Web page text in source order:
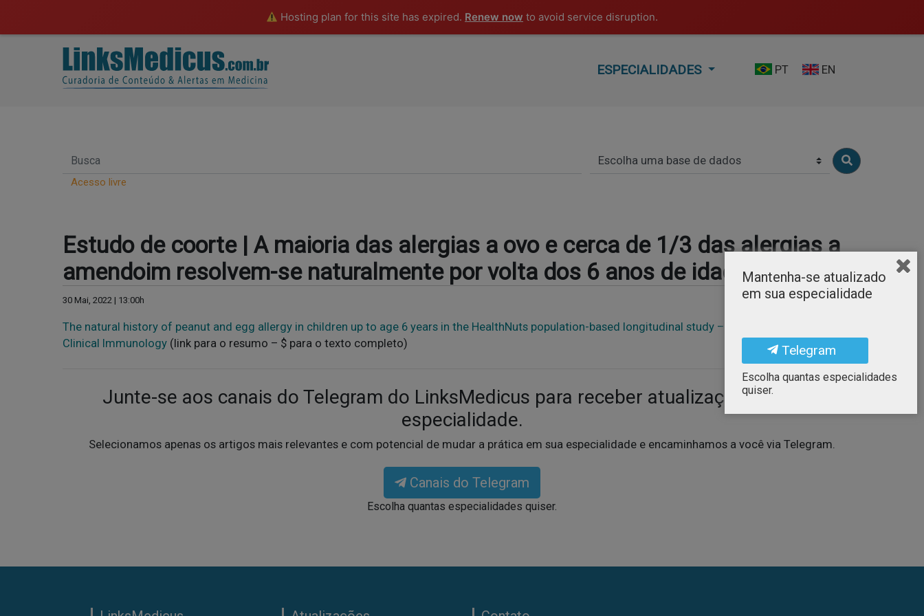
Hosting plan for this site has expired. Renew now to avoid service disruption.
ESPECIALIDADES PT EN
Acesso livre
Estudo de coorte | A maioria das alergias a ovo e cerca de 1/3 das alergias a
amendoim resolvem-se naturalmente por volta dos 6 anos de idade.
30 Mai, 2022 | 13:00h
The natural history of peanut and egg allergy in children up to age 6 years in the HealthNuts population-based longitudinal study – The Journal of Allergy &
Clinical Immunology (link para o resumo – $ para o texto completo)
Junte-se aos canais do Telegram do LinksMedicus para receber atualizações em sua
especialidade.
Selecionamos apenas os artigos mais relevantes e com potencial de mudar a prática em sua especialidade e encaminhamos a você via Telegram.
Canais do Telegram
Escolha quantas especialidades quiser.
Mantenha-se atualizado
em sua especialidade
Telegram
Escolha quantas especialidades
quiser.